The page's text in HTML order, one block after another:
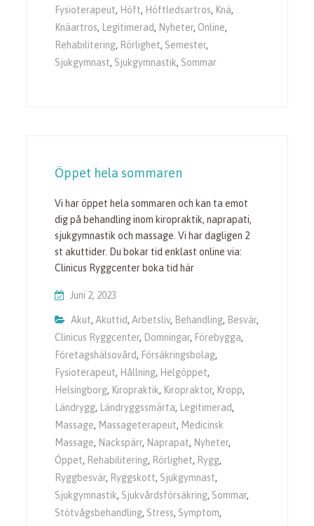
Fysioterapeut, Höft, Höftledsartros, Knä,
Knäartros, Legitimerad, Nyheter, Online,
Rehabilitering, Rörlighet, Semester,
Sjukgymnast, Sjukgymnastik, Sommar
Öppet hela sommaren
Vi har öppet hela sommaren och kan ta emot
dig på behandling inom kiropraktik, naprapati,
sjukgymnastik och massage. Vi har dagligen 2
st akuttider. Du bokar tid enklast online via:
Clinicus Ryggcenter boka tid här
Juni 2, 2023
Akut,Akuttid,Arbetsliv, Behandling, Besvär,
Clinicus Ryggcenter, Domningar, Förebygga,
Företagshälsovård, Försäkringsbolag,
Fysioterapeut, Hållning, Helgöppet,
Helsingborg, Kiropraktik, Kiropraktor, Kropp,
Ländrygg, Ländryggssmärta, Legitimerad,
Massage, Massageterapeut, Medicinsk
Massage, Nackspärr, Naprapat, Nyheter,
Öppet, Rehabilitering, Rörlighet, Rygg,
Ryggbesvär, Ryggskott, Sjukgymnast,
Sjukgymnastik, Sjukvårdsförsäkring, Sommar,
Stötvågsbehandling, Stress, Symptom,